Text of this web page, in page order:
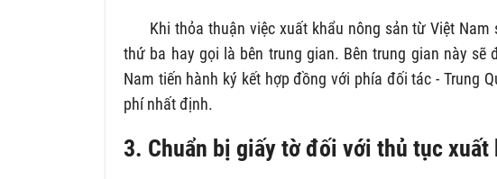
Khi thỏa thuận việc xuất khẩu nông sản từ Việt Nam
thứ ba hay gọi là bên trung gian. Bên trung gian này
Nam tiến hành ký kết hợp đồng với phía đối tác - Trung
phí nhất định.
3. Chuẩn bị giấy tờ đối với thủ tục xuất